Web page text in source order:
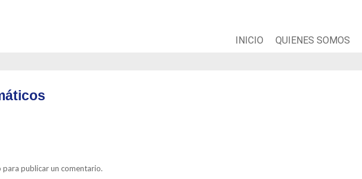
QUIENES SOMOS
INICIO
para publicar un comentario.